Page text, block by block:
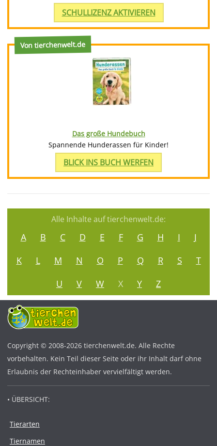
SCHULLIZENZ AKTIVIEREN
Von tierchenwelt.de
Das große Hundebuch
Spannende Hunderassen für Kinder!
BLICK INS BUCH WERFEN
Alle Inhalte auf tierchenwelt.de:
A B C D E F G H I
J
K
L M N O P Q R S
T
U
V W X Y Z
Copyright © 2008-2026 tierchenwelt.de. Alle Rechte
vorbehalten. Kein Teil dieser Seite oder ihr Inhalt darf ohne
Erlaubnis der Rechteinhaber vervielfältigt werden.
• ÜBERSICHT:
Tierarten
Tiernamen